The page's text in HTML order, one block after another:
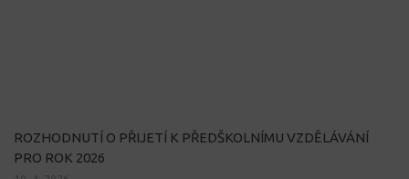
ROZHODNUTÍ O PŘIJETÍ K PŘEDŠKOLNÍMU VZDĚLÁVÁNÍ
PRO ROK 2026